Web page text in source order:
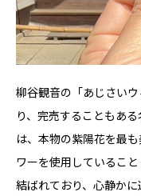
柳谷観音の「あじさい
り、完売することもあ
は、本物の紫陽花を最
ワーを使用しているこ
結ばれており、心静か